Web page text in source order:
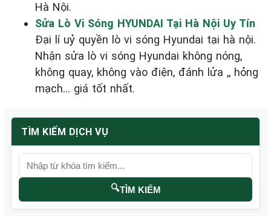
Hà Nội.
Sửa Lò Vi Sóng HYUNDAI Tại Hà Nội Uy Tín
Đại lí uỷ quyền lò vi sóng Hyundai tại hà nội.
Nhận sửa lò vi sóng Hyundai không nóng,
không quay, không vào điện, đánh lửa ,, hỏng
mạch... giá tốt nhất.
TÌM KIẾM DỊCH VỤ
🔍TÌM KIẾM